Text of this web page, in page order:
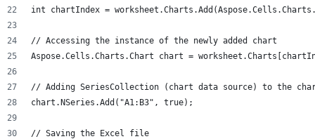
int chartIndex =
// Accessing the instance of the newly added chart
Aspose.Cells.Charts.Chart chart =
// Adding SeriesCollection (chart data source) to the
chart.NSeries.Add("A1:B3", true);
// Saving the Excel file